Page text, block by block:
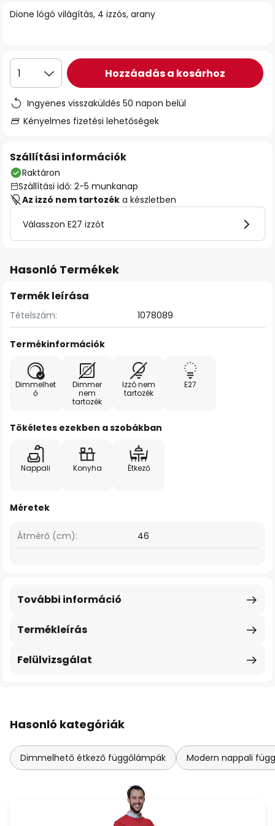
Dione lógó világítás, 4 izzós, arany
1 Hozzáadás a kosárhoz
Ingyenes visszaküldés 50 napon belül
Kényelmes fizetési lehetőségek
Szállítási információk
Raktáron
Szállítási idő: 2-5 munkanap
Az izzó nem tartozék a készletben
Válasszon E27 izzót
Hasonló Termékek
Termék leírása
Tételszám: 1078089
Termékinformációk
Dimmelhet
ő
Dimmer
nem
tartozék
Izzó nem
tartozék
E27
Tökéletes ezekben a szobákban
Nappali Konyha Étkező
Méretek
Átmérő (cm): 46
Termékleírás
További információ
Felülvizsgálat
Hasonló kategóriák
Dimmelhető étkező függőlámpák Modern nappali